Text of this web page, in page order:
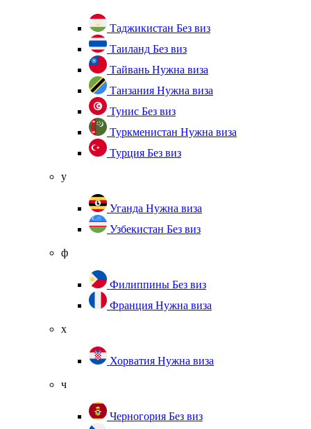
Таджикистан Без виз
Таиланд Без виз
Тайвань Нужна виза
Танзания Нужна виза
Тунис Без виз
Туркменистан Нужна виза
Турция Без виз
у
Уганда Нужна виза
Узбекистан Без виз
ф
Филиппины Без виз
Франция Нужна виза
х
Хорватия Нужна виза
ч
Черногория Без виз